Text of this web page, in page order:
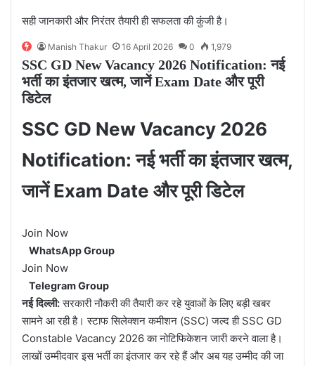
सही जानकारी और निरंतर तैयारी ही सफलता की कुंजी है।
Manish Thakur 16 April 2026 0 1,979
SSC GD New Vacancy 2026 Notification: नई
भर्ती का इंतजार खत्म, जानें Exam Date और पूरी
डिटेल
SSC GD New Vacancy 2026
Notification: नई भर्ती का इंतजार खत्म,
जानें Exam Date और पूरी डिटेल
Join Now
WhatsApp Group
Join Now
Telegram Group
नई दिल्ली:सरकारी नौकरी की तैयारी कर रहे युवाओं के लिए बड़ी खबर
सामने आ रही है। स्टाफ सिलेक्शन कमीशन (SSC) जल्द ही SSC GD
Constable Vacancy 2026 का नोटिफिकेशन जारी करने वाला है।
लाखों उम्मीदवार इस भर्ती का इंतजार कर रहे हैं और अब यह उम्मीद की जा